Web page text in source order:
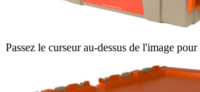
Passez le curseur au-dessus de l'image